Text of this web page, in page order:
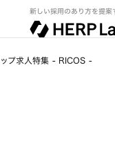
新しい採用のあり方を提案
プ求人特集 - RICOS -